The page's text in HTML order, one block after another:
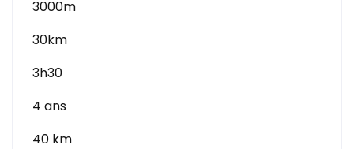
3000m
30km
3h30
4 ans
40 km